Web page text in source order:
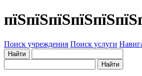
Поиск учреждения Поиск услуги